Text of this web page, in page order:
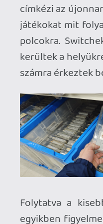
Több Book Off-ban is
eltért a választék
Valahol szinte csak
és pár retros polc
retro volt magasan az
voltak. Órákat lehetett
ilyen boltban